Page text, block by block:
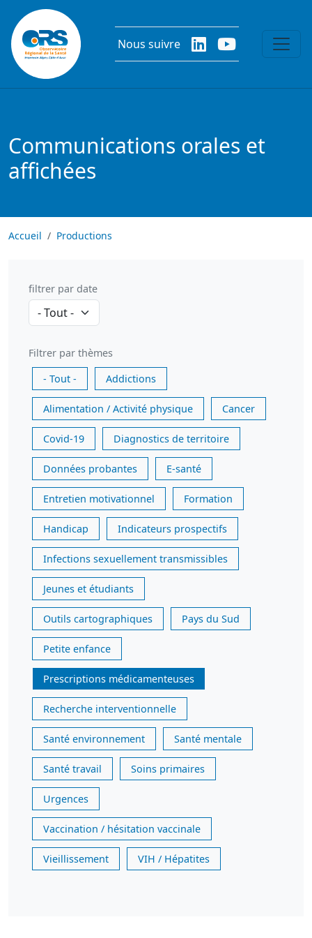
Aller au contenu principal
Nous suivre
Communications orales et
affichées
Accueil Productions
filtrer par date
Filtrer par thèmes
- Tout -
Addictions
Alimentation / Activité physique Cancer
Covid-19 Diagnostics de territoire
Données probantes E-santé
Entretien motivationnel Formation
Handicap Indicateurs prospectifs
Infections sexuellement transmissibles
Jeunes et étudiants
Outils cartographiques Pays du Sud
Petite enfance
Prescriptions médicamenteuses
Recherche interventionnelle
Santé environnement Santé mentale
Santé travail Soins primaires
Urgences
Vaccination / hésitation vaccinale
Vieillissement VIH / Hépatites